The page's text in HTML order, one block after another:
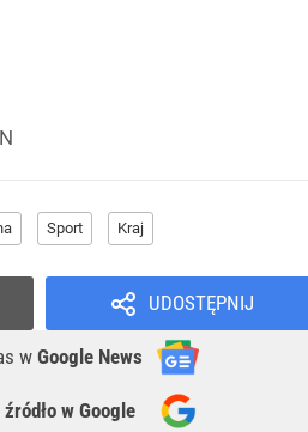
Sport Kraj
UDOSTĘPNIJ
w Google News
źródło w Google